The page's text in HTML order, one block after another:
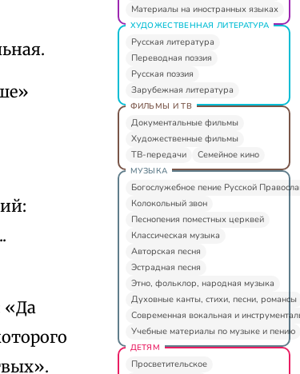
«Да
Материалы на иностранных языках
ХУДОЖЕСТВЕННАЯ ЛИТЕРАТУРА
Русская литература
Переводная поэзия
Русская поэзия
Зарубежная литература
ФИЛЬМЫ И ТВ
Документальные фильмы
Художественные фильмы
ТВ-передачи
Семейное кино
МУЗЫКА
Богослужебное пение Русской
Колокольный звон
Песнопения поместных церквей
Классическая музыка
Авторская песня
Эстрадная песня
Этно, фольклор, народная музыка
Духовные канты, стихи, песни, романсы
Современная вокальная и
Учебные материалы по музыке и пению
ДЕТЯМ
Просветительское